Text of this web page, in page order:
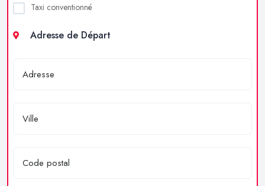
Taxi conventionné
Adresse de Départ